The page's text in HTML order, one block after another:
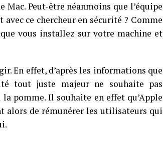
Mac. Peut-être néanmoins que l’équipe
ce chercheur en sécurité ? Comme
vous installez sur votre machine et
En effet, d’après les informations que
tout juste majeur ne souhaite pas
pomme. Il souhaite en effet qu’Apple
alors de rémunérer les utilisateurs qui